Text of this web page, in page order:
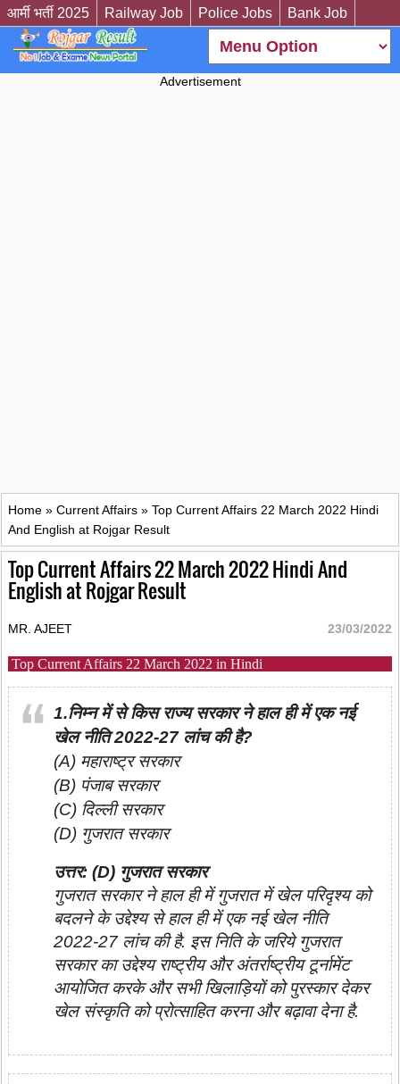
आर्मी भर्ती 2025 Railway Job Police Jobs Bank Job
Advertisement
Home » Current Affairs » Top Current Affairs 22 March 2022 Hindi
And English at Rojgar Result
Top Current Affairs 22 March 2022 Hindi And
English at Rojgar Result
MR. AJEET 23/03/2022
Top Current Affairs 22 March 2022 in Hindi
1.निम्न में से किस राज्य सरकार ने हाल ही में एक नई
खेल नीति 2022-27 लांच की है?
(A) महाराष्ट्र सरकार
(B) पंजाब सरकार
(C) दिल्ली सरकार
(D) गुजरात सरकार
उत्तर: (D) गुजरात सरकार
गुजरात सरकार ने हाल ही में गुजरात में खेल परिदृश्य को
बदलने के उद्देश्य से हाल ही में एक नई खेल नीति
2022-27 लांच की है. इस निति के जरिये गुजरात
सरकार का उद्देश्य राष्ट्रीय और अंतर्राष्ट्रीय टूर्नामेंट
आयोजित करके और सभी खिलाड़ियों को पुरस्कार देकर
खेल संस्कृति को प्रोत्साहित करना और बढ़ावा देना है.